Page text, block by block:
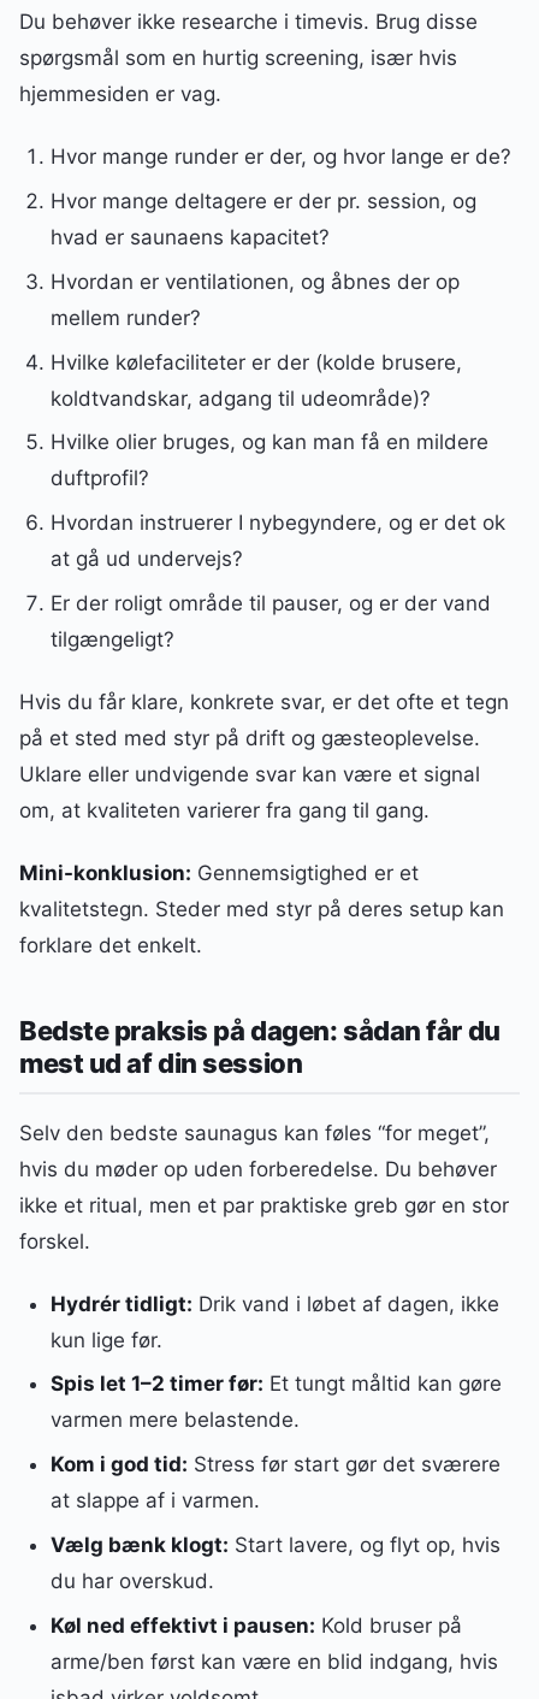
Du behøver ikke researche i timevis. Brug disse
spørgsmål som en hurtig screening, især hvis
hjemmesiden er vag.
Hvor mange runder er der, og hvor lange er de?
Hvor mange deltagere er der pr. session, og
hvad er saunaens kapacitet?
Hvordan er ventilationen, og åbnes der op
mellem runder?
Hvilke kølefaciliteter er der (kolde brusere,
koldtvandskar, adgang til udeområde)?
Hvilke olier bruges, og kan man få en mildere
duftprofil?
Hvordan instruerer I nybegyndere, og er det ok
at gå ud undervejs?
Er der roligt område til pauser, og er der vand
tilgængeligt?
Hvis du får klare, konkrete svar, er det ofte et tegn
på et sted med styr på drift og gæsteoplevelse.
Uklare eller undvigende svar kan være et signal
om, at kvaliteten varierer fra gang til gang.
Mini-konklusion: Gennemsigtighed er et
kvalitetstegn. Steder med styr på deres setup kan
forklare det enkelt.
Bedste praksis på dagen: sådan får du
mest ud af din session
Selv den bedste saunagus kan føles “for meget”,
hvis du møder op uden forberedelse. Du behøver
ikke et ritual, men et par praktiske greb gør en stor
forskel.
Hydrér tidligt: Drik vand i løbet af dagen, ikke
kun lige før.
Spis let 1–2 timer før: Et tungt måltid kan gøre
varmen mere belastende.
Kom i god tid: Stress før start gør det sværere
at slappe af i varmen.
Vælg bænk klogt: Start lavere, og flyt op, hvis
du har overskud.
Køl ned effektivt i pausen: Kold bruser på
arme/ben først kan være en blid indgang, hvis